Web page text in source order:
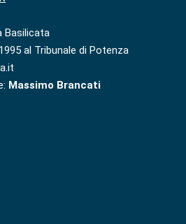
Basilicata
al Tribunale di Potenza
Massimo Brancati